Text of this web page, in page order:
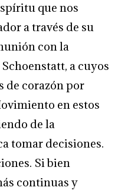
que nos
a través de su
con la
a cuyos
de corazón por
en estos
de la
tomar decisiones.
Si bien
continuas y